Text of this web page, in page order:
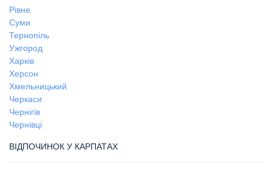
Рівне
Суми
Тернопіль
Ужгород
Харків
Херсон
Хмельницький
Черкаси
Чернігів
Чернівці
ВІДПОЧИНОК У КАРПАТАХ